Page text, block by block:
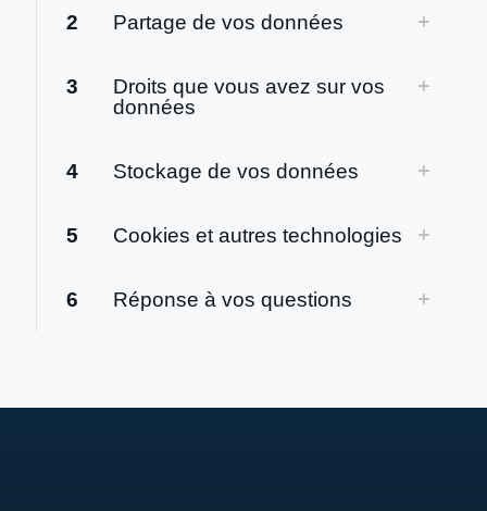
2 Partage de vos données
3
Droits que vous avez sur vos
données
4 Stockage de vos données
5 Cookies et autres technologies
6 Réponse à vos questions